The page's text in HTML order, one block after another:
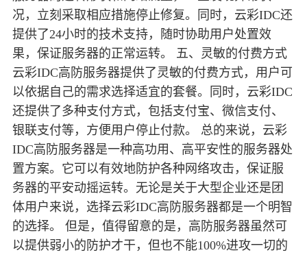
况，立刻采取相应措施停止修复。同时，云彩IDC还
提供了24小时的技术支持，随时协助用户处置效
果，保证服务器的正常运转。 五、灵敏的付费方式
云彩IDC高防服务器提供了灵敏的付费方式，用户可
以依据自己的需求选择适宜的套餐。同时，云彩IDC
还提供了多种支付方式，包括支付宝、微信支付、
银联支付等，方便用户停止付款。 总的来说，云彩
IDC高防服务器是一种高功用、高平安性的服务器处
置方案。它可以有效地防护各种网络攻击，保证服
务器的平安动摇运转。无论是关于大型企业还是团
体用户来说，选择云彩IDC高防服务器都是一个明智
的选择。 但是，值得留意的是，高防服务器虽然可
以提供弱小的防护才干，但也不能100%进攻一切的